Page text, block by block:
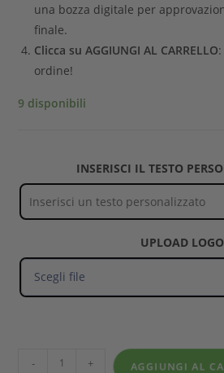
una bozza digitale per
finale.
Clicca su AGGIUNGI AL CARRELLO
ordine!
9 disponibili
INSERISCI IL TESTO
UPLOAD LOGO
Scegli file
- + AGGIUNGI AL